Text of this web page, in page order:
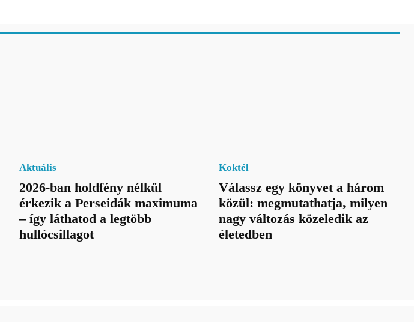
Aktuális
2026-ban holdfény nélkül
érkezik a Perseidák maximuma
– így láthatod a legtöbb
hullócsillagot
Koktél
Válassz egy könyvet a három
közül: megmutathatja, milyen
nagy változás közeledik az
életedben